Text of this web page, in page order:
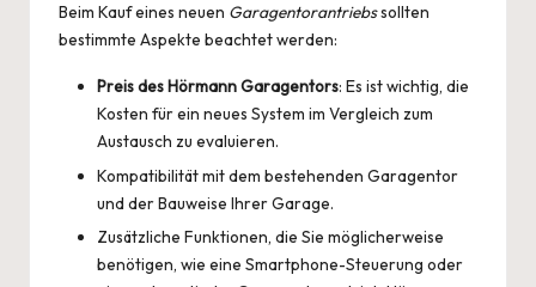
Beim Kauf eines neuen Garagentorantriebssollten
bestimmte Aspekte beachtet werden:
Preis des Hörmann Garagentors: Es ist wichtig, die
Kosten für ein neues System im Vergleich zum
Austausch zu evaluieren.
Kompatibilität mit dem bestehenden Garagentor
und der Bauweise Ihrer Garage.
Zusätzliche Funktionen, die Sie möglicherweise
benötigen, wie eine Smartphone-Steuerung oder